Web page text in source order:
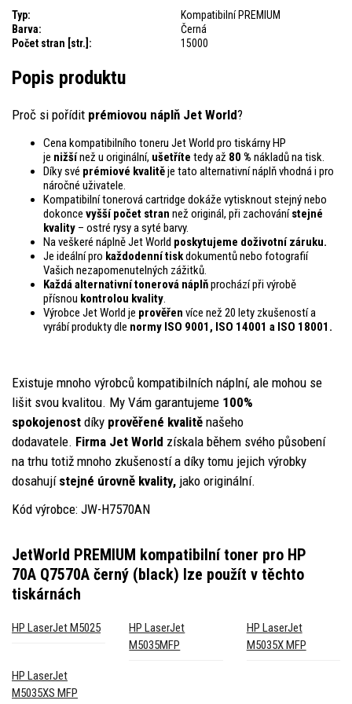
Typ:
Kompatibilní PREMIUM
Barva:
Černá
Počet stran [str.]:
15000
Popis produktu
Proč si pořídit prémiovou náplň Jet World?
Cena kompatibilního toneru Jet World pro tiskárny HP
je nižšínež u originální, ušetříte tedy až 80 % nákladů na tisk.
Díky své prémiové kvalitěje tato alternativní náplň vhodná i pro
náročné uživatele.
Kompatibilní tonerová cartridge dokáže vytisknout stejný nebo
dokonce vyšší počet stran než originál, při zachovánístejné
kvality – ostré rysy a syté barvy.
Na veškeré náplně Jet World poskytujeme doživotní záruku.
Je ideální pro každodenní tiskdokumentů nebo fotografií
Vašich nezapomenutelných zážitků.
Každá alternativní tonerová náplňprochází při výrobě
přísnou kontrolou kvality.
Výrobce Jet World je prověřen více než 20 lety zkušeností a
vyrábí produkty dle normy ISO 9001, ISO 14001 a ISO 18001.
Existuje mnoho výrobců kompatibilních náplní, ale mohou se
lišit svou kvalitou. My Vám garantujeme 100%
spokojenost díky prověřené kvalitě našeho
dodavatele. Firma Jet World získala během svého působení
na trhu totiž mnoho zkušeností a díky tomu jejich výrobky
dosahují stejné úrovně kvality, jako originální.
Kód výrobce: JW-H7570AN
JetWorld PREMIUM kompatibilní toner pro HP
70A Q7570A černý (black) lze použít v těchto
tiskárnách
HP LaserJet M5025
HP LaserJet
M5035MFP
HP LaserJet
M5035X MFP
HP LaserJet
M5035XS MFP